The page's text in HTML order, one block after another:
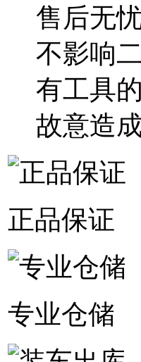
售后无
不影响
有工具
故意造
正品保证
专业仓储